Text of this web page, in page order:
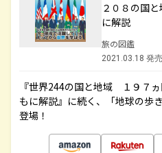
２０８の国
に解説
旅の図鑑
2021.03.18 発売
『世界244の国と地域 １９７
もに解説』に続く、「地球の歩
登場！